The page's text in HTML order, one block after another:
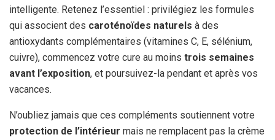
intelligente. Retenez l’essentiel : privilégiez les formules
qui associent des caroténoïdes naturels à des
antioxydants complémentaires (vitamines C, E, sélénium,
cuivre), commencez votre cure au moins trois semaines
avant l’exposition, et poursuivez-la pendant et après vos
vacances.
N’oubliez jamais que ces compléments soutiennent votre
protection de l’intérieur mais ne remplacent pas la crème